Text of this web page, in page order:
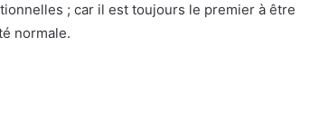
; car il est toujours le premier à être
normale.